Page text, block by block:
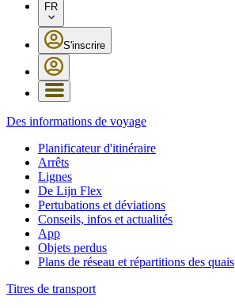
FR
S'inscrire
Des informations de voyage
Planificateur d'itinéraire
Arrêts
Lignes
De Lijn Flex
Pertubations et déviations
Conseils, infos et actualités
App
Objets perdus
Plans de réseau et répartitions des quais
Titres de transport